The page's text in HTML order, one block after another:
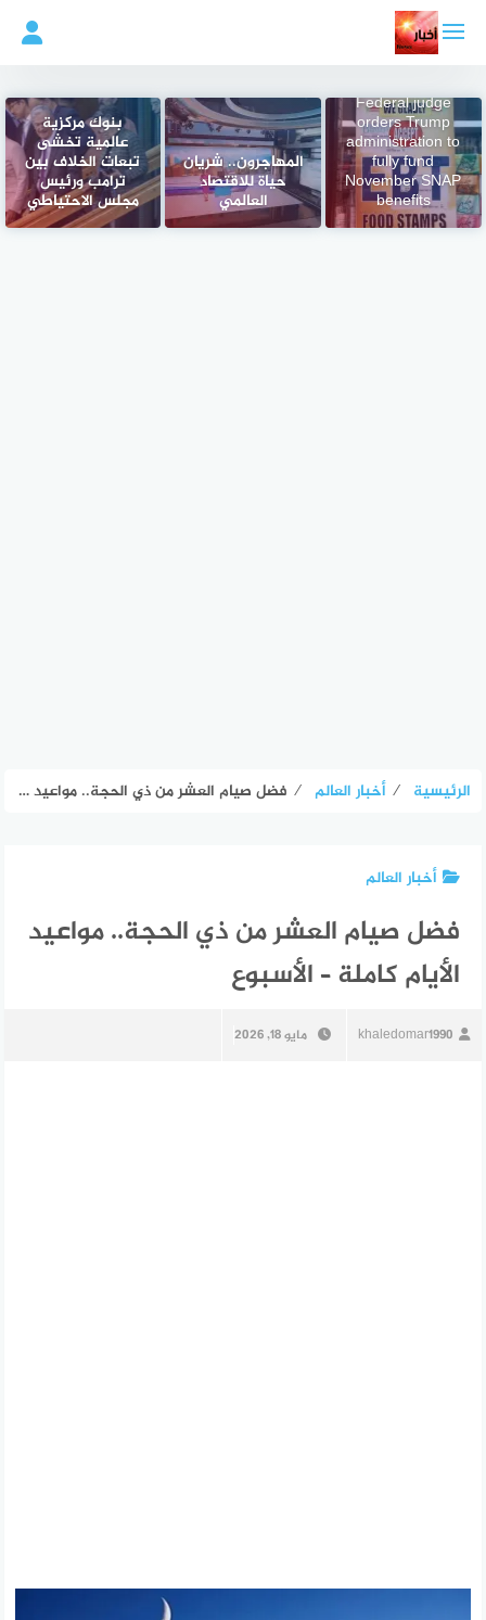
المحتوى
Federal judge
orders Trump
administration to
fully fund
November SNAP
benefits
المهاجرون.. شريان
حياة للاقتصاد
العالمي
بنوك مركزية
عالمية تخشى
تبعات الخلاف بين
ترامب ورئيس
مجلس الاحتياطي
الرئيسية ⁄ أخبار العالم ⁄ فضل صيام العشر من ذي الحجة.. مواعيد الأيام كاملة – الأسبوع
أخبار العالم
فضل صيام العشر من ذي الحجة.. مواعيد
الأيام كاملة – الأسبوع
khaledomar1990 مايو 18, 2026